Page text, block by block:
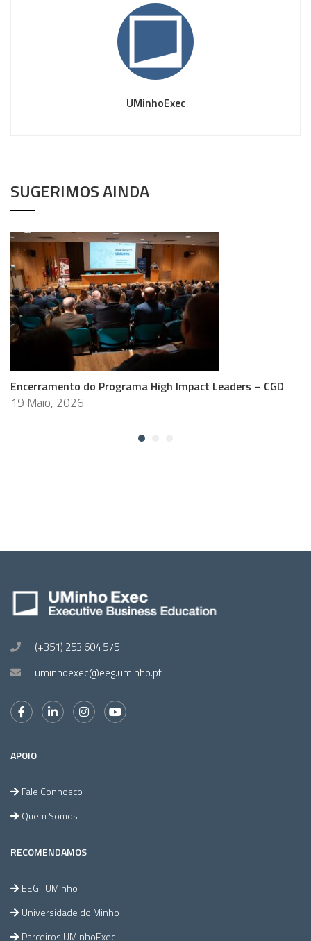
UMinhoExec
SUGERIMOS AINDA
Encerramento do Programa High Impact Leaders – CGD
19 Maio, 2026
(+351) 253 604 575
uminhoexec@eeg.uminho.pt
APOIO
Fale Connosco
Quem Somos
RECOMENDAMOS
EEG | UMinho
Universidade do Minho
Parceiros UMinhoExec